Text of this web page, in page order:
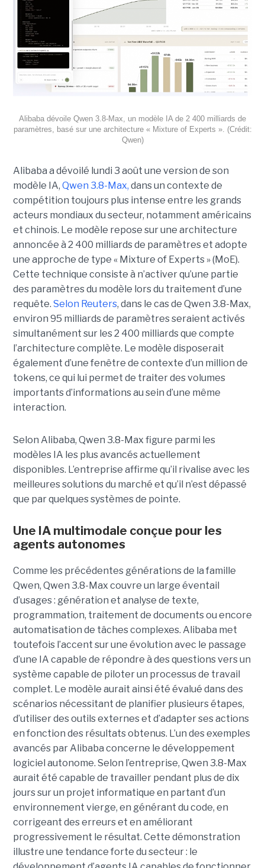
Alibaba dévoile Qwen 3.8-Max, un modèle IA de 2 400 milliards de
paramètres, basé sur une architecture « Mixture of Experts ». (Crédit:
Qwen)
Alibaba a dévoilé lundi 3 août une version de son
modèle IA, Qwen 3.8-Max, dans un contexte de
compétition toujours plus intense entre les grands
acteurs mondiaux du secteur, notamment américains
et chinois. Le modèle repose sur une architecture
annoncée à 2 400 milliards de paramètres et adopte
une approche de type « Mixture of Experts » (MoE).
Cette technique consiste à n’activer qu’une partie
des paramètres du modèle lors du traitement d’une
requête. Selon Reuters, dans le cas de Qwen 3.8-Max,
environ 95 milliards de paramètres seraient activés
simultanément sur les 2 400 milliards que compte
l’architecture complète. Le modèle disposerait
également d’une fenêtre de contexte d’un million de
tokens, ce qui lui permet de traiter des volumes
importants d’informations au sein d’une même
interaction.
Selon Alibaba, Qwen 3.8-Max figure parmi les
modèles IA les plus avancés actuellement
disponibles. L’entreprise affirme qu’il rivalise avec les
meilleures solutions du marché et qu’il n’est dépassé
que par quelques systèmes de pointe.
Une IA multimodale conçue pour les
agents autonomes
Comme les précédentes générations de la famille
Qwen, Qwen 3.8-Max couvre un large éventail
d’usages : génération et analyse de texte,
programmation, traitement de documents ou encore
automatisation de tâches complexes. Alibaba met
toutefois l’accent sur une évolution avec le passage
d’une IA capable de répondre à des questions vers un
système capable de piloter un processus de travail
complet. Le modèle aurait ainsi été évalué dans des
scénarios nécessitant de planifier plusieurs étapes,
d’utiliser des outils externes et d’adapter ses actions
en fonction des résultats obtenus. L’un des exemples
avancés par Alibaba concerne le développement
logiciel autonome. Selon l’entreprise, Qwen 3.8-Max
aurait été capable de travailler pendant plus de dix
jours sur un projet informatique en partant d’un
environnement vierge, en générant du code, en
corrigeant des erreurs et en améliorant
progressivement le résultat. Cette démonstration
illustre une tendance forte du secteur : le